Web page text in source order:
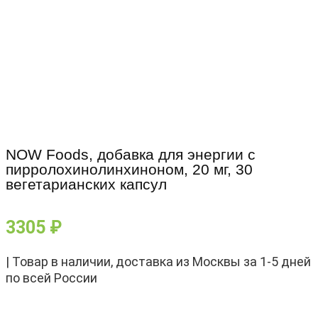
NOW Foods, добавка для энергии с
пирролохинолинхиноном, 20 мг, 30
вегетарианских капсул
3305 ₽
| Товар в наличии, доставка из Москвы за 1-5 дней
по всей России